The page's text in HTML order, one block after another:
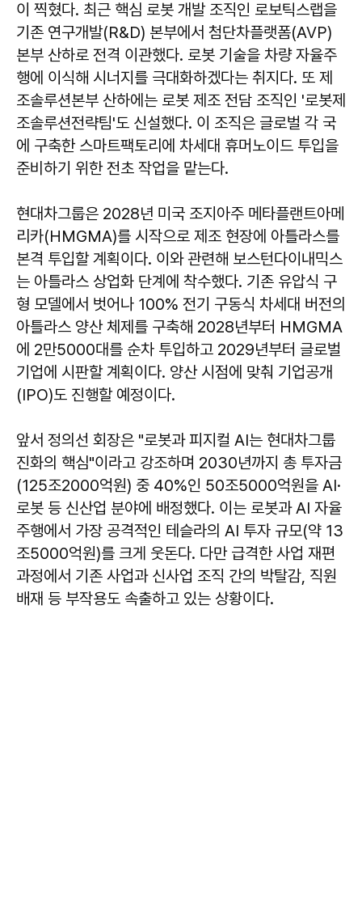
이 찍혔다. 최근 핵심 로봇 개발 조직인 로보틱스랩을
기존 연구개발(R&D) 본부에서 첨단차플랫폼(AVP)
본부 산하로 전격 이관했다. 로봇 기술을 차량 자율주
행에 이식해 시너지를 극대화하겠다는 취지다. 또 제
조솔루션본부 산하에는 로봇 제조 전담 조직인 '로봇제
조솔루션전략팀'도 신설했다. 이 조직은 글로벌 각 국
에 구축한 스마트팩토리에 차세대 휴머노이드 투입을
준비하기 위한 전초 작업을 맡는다.
현대차그룹은 2028년 미국 조지아주 메타플랜트아메
리카(HMGMA)를 시작으로 제조 현장에 아틀라스를
본격 투입할 계획이다. 이와 관련해 보스턴다이내믹스
는 아틀라스 상업화 단계에 착수했다. 기존 유압식 구
형 모델에서 벗어나 100% 전기 구동식 차세대 버전의
아틀라스 양산 체제를 구축해 2028년부터 HMGMA
에 2만5000대를 순차 투입하고 2029년부터 글로벌
기업에 시판할 계획이다. 양산 시점에 맞춰 기업공개
(IPO)도 진행할 예정이다.
앞서 정의선 회장은 "로봇과 피지컬 AI는 현대차그룹
진화의 핵심"이라고 강조하며 2030년까지 총 투자금
(125조2000억원) 중 40%인 50조5000억원을 AI·
로봇 등 신산업 분야에 배정했다. 이는 로봇과 AI 자율
주행에서 가장 공격적인 테슬라의 AI 투자 규모(약 13
조5000억원)를 크게 웃돈다. 다만 급격한 사업 재편
과정에서 기존 사업과 신사업 조직 간의 박탈감, 직원
배재 등 부작용도 속출하고 있는 상황이다.